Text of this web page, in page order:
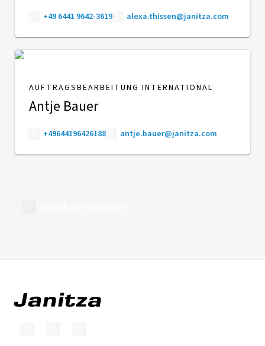
+49 6441 9642-3619 alexa.thissen@janitza.com
AUFTRAGSBEARBEITUNG INTERNATIONAL
Antje Bauer
+49644196426188 antje.bauer@janitza.com